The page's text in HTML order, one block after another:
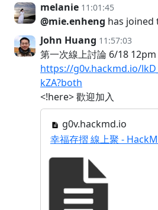
melanie 11:01:45
@mie.enheng has joined
John Huang 11:57:03
第一次線上討論 6/18 12pm
https://g0v.hackmd.io/
kZA?both
<!here> 歡迎加入
g0v.hackmd.io
幸福存摺 線上聚 -